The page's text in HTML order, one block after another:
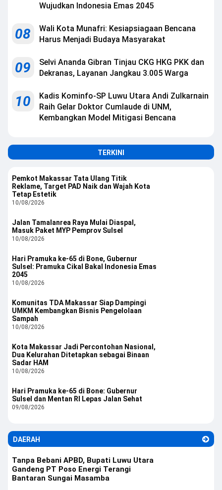
Wujudkan Indonesia Emas 2045
08
Wali Kota Munafri: Kesiapsiagaan Bencana
Harus Menjadi Budaya Masyarakat
09
Selvi Ananda Gibran Tinjau CKG HKG PKK dan
Dekranas, Layanan Jangkau 3.005 Warga
10
Kadis Kominfo-SP Luwu Utara Andi Zulkarnain
Raih Gelar Doktor Cumlaude di UNM,
Kembangkan Model Mitigasi Bencana
TERKINI
Pemkot Makassar Tata Ulang Titik
Reklame, Target PAD Naik dan Wajah Kota
Tetap Estetik
10/08/2026
Jalan Tamalanrea Raya Mulai Diaspal,
Masuk Paket MYP Pemprov Sulsel
10/08/2026
Hari Pramuka ke-65 di Bone, Gubernur
Sulsel: Pramuka Cikal Bakal Indonesia Emas
2045
10/08/2026
Komunitas TDA Makassar Siap Dampingi
UMKM Kembangkan Bisnis Pengelolaan
Sampah
10/08/2026
Kota Makassar Jadi Percontohan Nasional,
Dua Kelurahan Ditetapkan sebagai Binaan
Sadar HAM
10/08/2026
Hari Pramuka ke-65 di Bone: Gubernur
Sulsel dan Mentan RI Lepas Jalan Sehat
09/08/2026
DAERAH
Tanpa Bebani APBD, Bupati Luwu Utara
Gandeng PT Poso Energi Terangi
Bantaran Sungai Masamba